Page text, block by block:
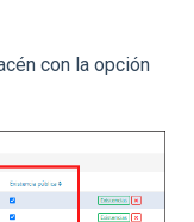
con la opción